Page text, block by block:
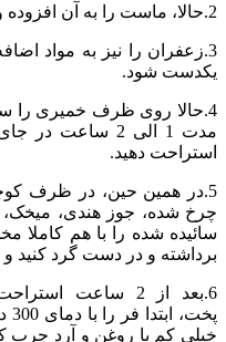
2.حالا، ماست را به آن افزوده و هم بزنید تا خمیر نرم و لطیف شود.
3.زعفران را نیز به مواد
یکدست شود.
4.حالا روی ظرف خمیری را
مدت 1 الی 2
استراحت دهید.
5.در همین حین، در ظرف
چرخ شده، جوز هندی،
سائیده شده را با هم کاملا
برداشته و در دست گرد کنید و
6.بعد از 2 ساعت
خیلی کم با روغن و آرد چرب